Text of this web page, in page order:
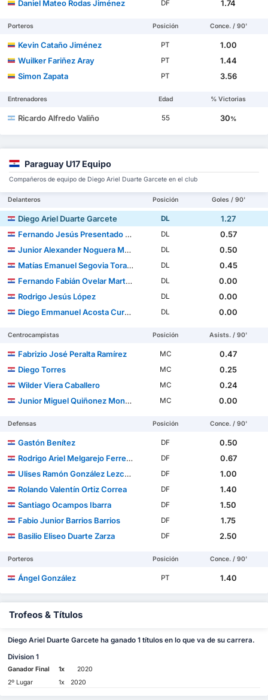
Daniel Mateo Rodas Jiménez
DF 1.74
Porteros Posición Conce. / 90'
Kevin Cataño Jiménez PT
1.00
Wuilker Fariñez Aray
PT
1.44
Simon Zapata
PT 3.56
Entrenadores Edad % Victorias
Ricardo Alfredo Valiño 55 30%
Paraguay U17 Equipo
Compañeros de equipo de Diego Ariel Duarte Garcete en el club
Delanteros Posición Goles / 90'
Diego Ariel Duarte Garcete DL
1.27
Fernando Jesús Presentado Resquín
DL
0.57
Junior Alexander Noguera Machuca
DL
0.50
Matías Emanuel Segovia Torales
DL
0.45
Fernando Fabián Ovelar Martínez
DL
0.00
Rodrigo Jesús López
DL
0.00
Diego Emmanuel Acosta Curtido
DL 0.00
Centrocampistas Posición Asists. / 90'
Fabrizio José Peralta Ramírez MC
0.47
Diego Torres
MC
0.25
Wilder Viera Caballero
MC
0.24
Junior Miguel Quiñonez Monzón
MC 0.00
Defensas Posición Conce. / 90'
Gastón Benítez DF
0.50
Rodrigo Ariel Melgarejo Ferreira
DF
0.67
Ulises Ramón González Lezcano
DF
1.00
Rolando Valentín Ortiz Correa
DF
1.40
Santiago Ocampos Ibarra
DF
1.50
Fabio Junior Barrios Barrios
DF
1.75
Basilio Eliseo Duarte Zarza
DF 2.50
Porteros Posición Conce. / 90'
Ángel González PT 1.40
Trofeos & Títulos
Diego Ariel Duarte Garcete ha ganado 1 títulos en lo que va de su carrera.
Division 1
Ganador Final 1x
2020
2º Lugar
1x 2020